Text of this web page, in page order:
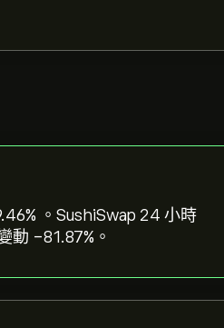
。SushiSwap 24 小時
動 ‎-81.87‎%。